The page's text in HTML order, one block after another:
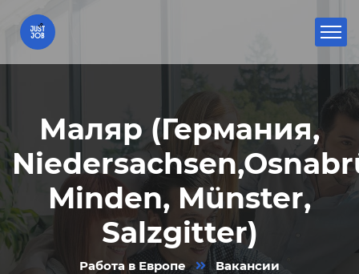
Маляр (Германия,
Minden, Münster,
Salzgitter)
Работа в Европе
Вакансии